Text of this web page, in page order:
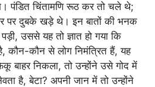
पंडित चिंतामणि रूठ कर तो चले थे;
पर दुबके खड़े थे। इन बातों की भनक
उससे यह तो ज्ञात हो गया कि
कौन-कौन से लोग निमंत्रित हैं, यह
बाहर निकला, तो उन्होंने उसे गोद में
है, बेटा? अपनी जान में तो उन्होंने